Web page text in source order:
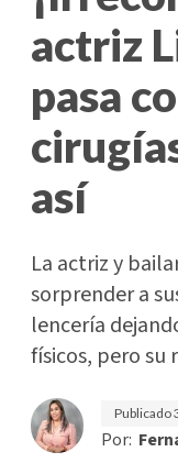
actriz
pasa
así
La actriz y
sorprender a
lencería
físicos, pero su
Publicado
Por: